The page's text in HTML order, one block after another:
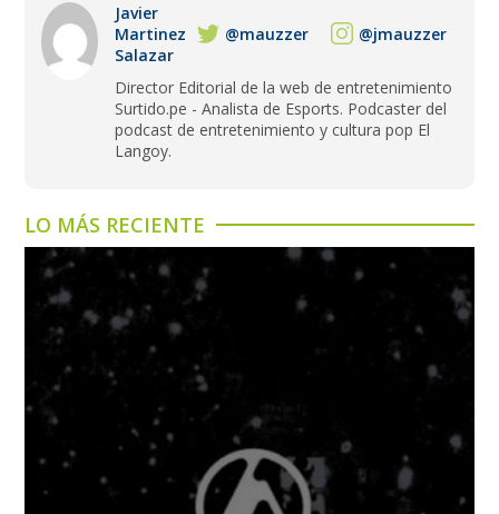
Javier
Martinez
Salazar
@mauzzer @jmauzzer
Director Editorial de la web de entretenimiento
Surtido.pe - Analista de Esports. Podcaster del
podcast de entretenimiento y cultura pop El
Langoy.
LO MÁS RECIENTE